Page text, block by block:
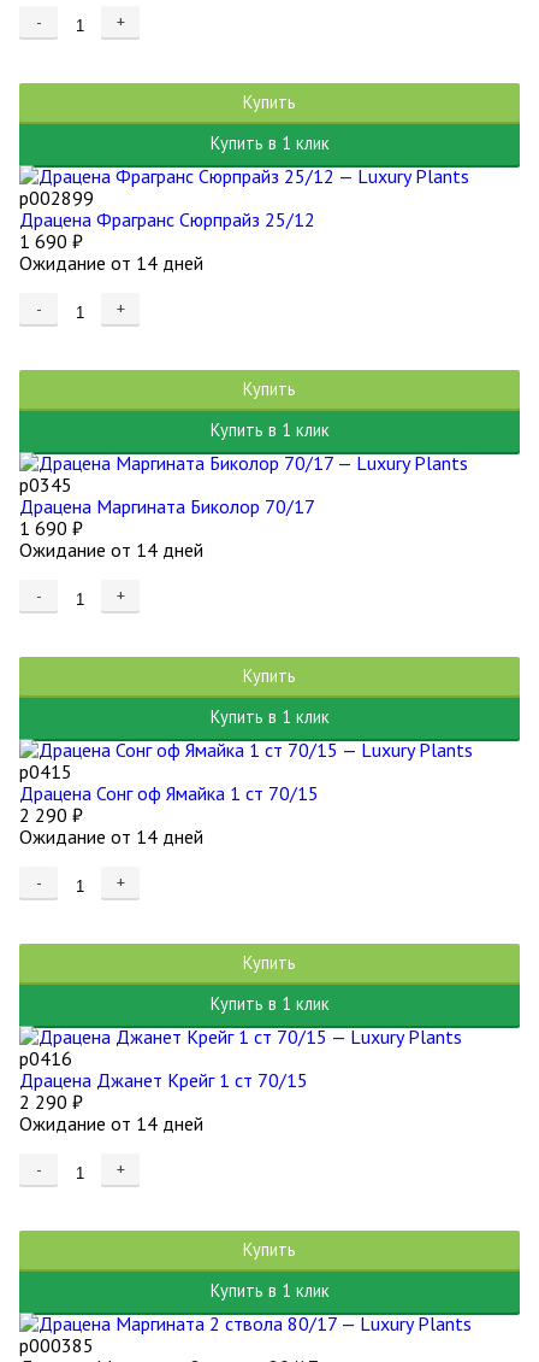
- +
Купить
Купить в 1 клик
р002899
Драцена Фрагранс Сюрпрайз 25/12
1 690 ₽
Ожидание от 14 дней
- +
Купить
Купить в 1 клик
р0345
Драцена Маргината Биколор 70/17
1 690 ₽
Ожидание от 14 дней
- +
Купить
Купить в 1 клик
р0415
Драцена Сонг оф Ямайка 1 ст 70/15
2 290 ₽
Ожидание от 14 дней
- +
Купить
Купить в 1 клик
р0416
Драцена Джанет Крейг 1 ст 70/15
2 290 ₽
Ожидание от 14 дней
- +
Купить
Купить в 1 клик
р000385